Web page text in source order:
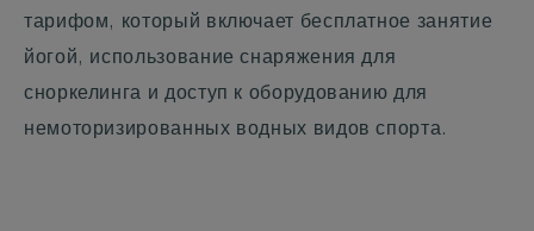
тарифом, который включает бесплатное занятие
йогой, использование снаряжения для
сноркелинга и доступ к оборудованию для
немоторизированных водных видов спорта.